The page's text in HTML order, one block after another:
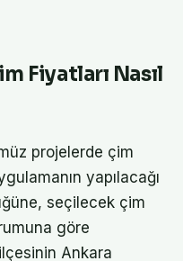
Fiyatları Nasıl
projelerde çim
yapılacağı
seçilecek çim
göre
Ankara